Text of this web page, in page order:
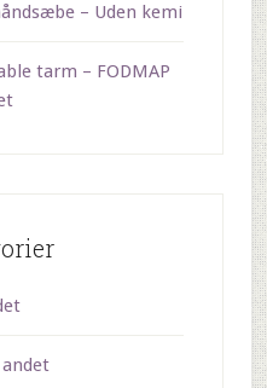
– Uden kemi
tarm – FODMAP